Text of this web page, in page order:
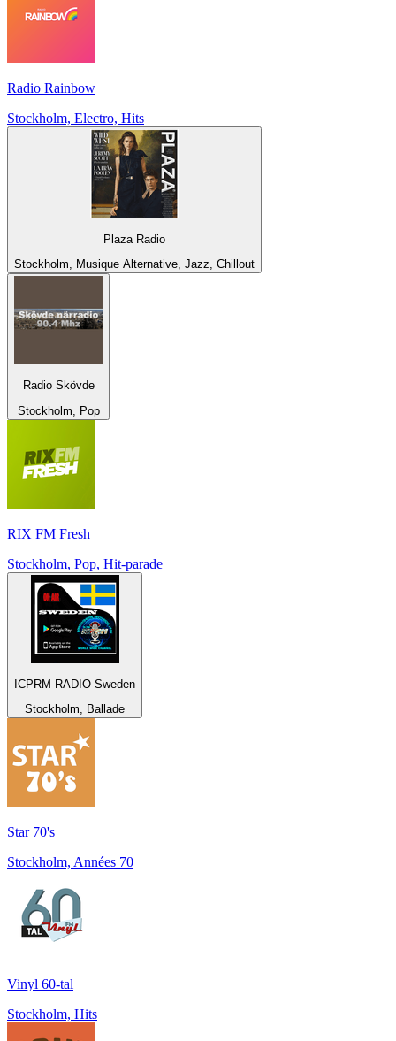
Radio Rainbow
Stockholm, Electro, Hits
Plaza Radio
Stockholm, Musique Alternative, Jazz, Chillout
Radio Skövde
Stockholm, Pop
RIX FM Fresh
Stockholm, Pop, Hit-parade
ICPRM RADIO Sweden
Stockholm, Ballade
Star 70's
Stockholm, Années 70
Vinyl 60-tal
Stockholm, Hits